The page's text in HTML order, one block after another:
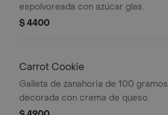
espolvoreada con azúcar glas.
$ 4400
Carrot Cookie
Galleta de zanahoria de 100 gramos
decorada con crema de queso.